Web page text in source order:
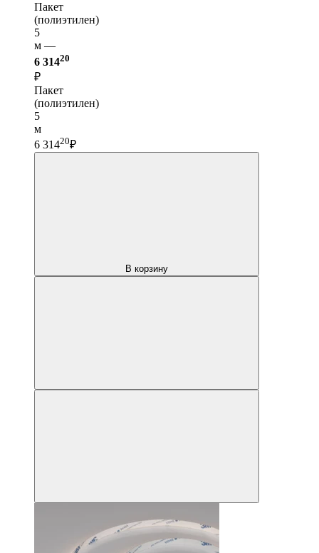
Пакет
(полиэтилен)
5
м —
6 31420
₽
Пакет
(полиэтилен)
5
м
6 31420₽
В корзину